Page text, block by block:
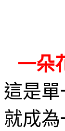
一朵
這是
就成為